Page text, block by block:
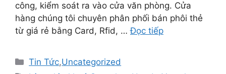
công, kiểm soát ra vào cửa văn phòng. Cửa
hàng chúng tôi chuyên phân phối bán phôi thẻ
từ giá rẻ bằng Card, Rfid, …Đọc tiếp
Tin Tức,Uncategorized